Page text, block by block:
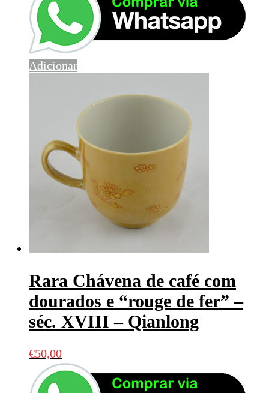
Adicionar
Rara Chávena de café com
dourados e “rouge de fer” –
séc. XVIII – Qianlong
€50,00